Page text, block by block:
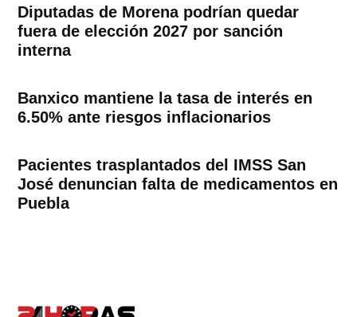
Diputadas de Morena podrían quedar
fuera de elección 2027 por sanción
interna
Banxico mantiene la tasa de interés en
6.50% ante riesgos inflacionarios
Pacientes trasplantados del IMSS San
José denuncian falta de medicamentos en
Puebla